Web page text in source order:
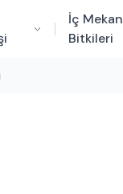
İç Mekan
Bitkileri